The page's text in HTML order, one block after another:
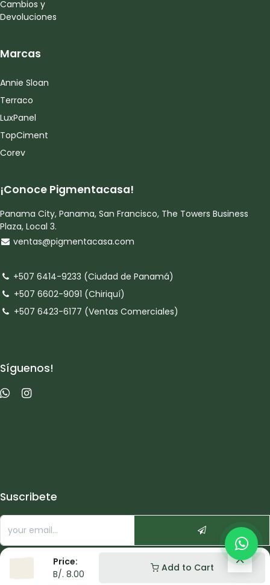
Price:
B/. 8.00
Add to Cart
Cambios y
Devoluciones
Marcas
Annie Sloan
Terraco
LuxPanel
TopCiment
Corev
¡Conoce Pigmentacasa!
Panama City, Panama, San Francisco, The Towers Business
Plaza, Local 3.
ventas@pigmentacasa.com
+507 6414-9233 (Ciudad de Panamá)
+507 6602-9091 (Chiriquí)
+507 6423-6177 (Ventas Comerciales)
Síguenos!
Suscribete